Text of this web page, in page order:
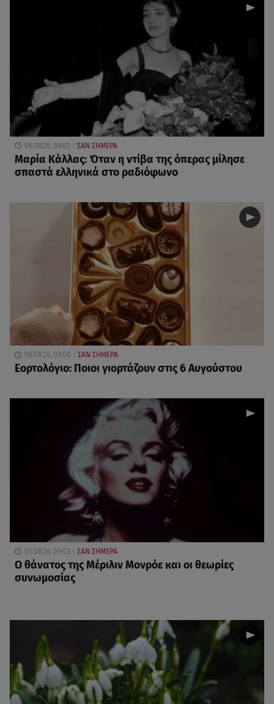
06.08.26, 09:03 ΣΑΝ ΣΗΜΕΡΑ
Μαρία Κάλλας: Όταν η ντίβα της όπερας μίλησε
σπαστά ελληνικά στο ραδιόφωνο
06.08.26, 03:00 ΣΑΝ ΣΗΜΕΡΑ
Εορτολόγιο: Ποιοι γιορτάζουν στις 6 Αυγούστου
05.08.26, 09:03 ΣΑΝ ΣΗΜΕΡΑ
O θάνατος της Μέριλιν Μονρόε και οι θεωρίες
συνωμοσίας